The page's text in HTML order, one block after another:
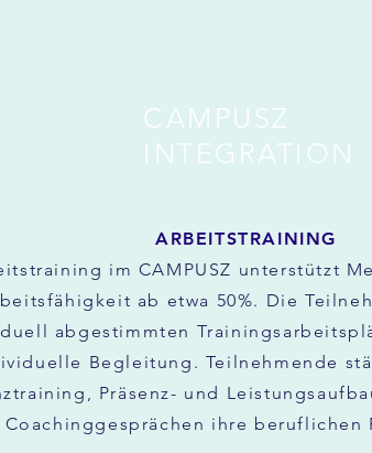
CAMPUSZ
INTEGRATION
ARBEITSTRAINING
im CAMPUSZ unterstützt
ab etwa 50%. Die
abgestimmten
Begleitung. Teilnehmende
Präsenz- und
Coachinggesprächen ihre beruflichen